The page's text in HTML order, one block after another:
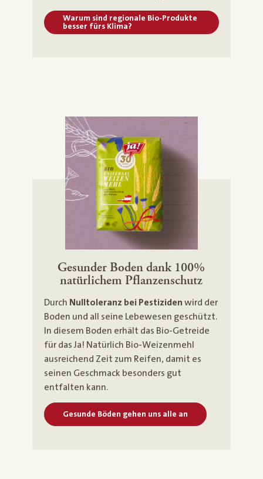
Warum sind regionale Bio-Produkte
besser fürs Klima?
Gesunder Boden dank 100%
natürlichem Pflanzenschutz
Durch Nulltoleranz bei Pestiziden wird der
Boden und all seine Lebewesen geschützt.
In diesem Boden erhält das Bio-Getreide
für das Ja! Natürlich Bio-Weizenmehl
ausreichend Zeit zum Reifen, damit es
seinen Geschmack besonders gut
entfalten kann.
Gesunde Böden gehen uns alle an